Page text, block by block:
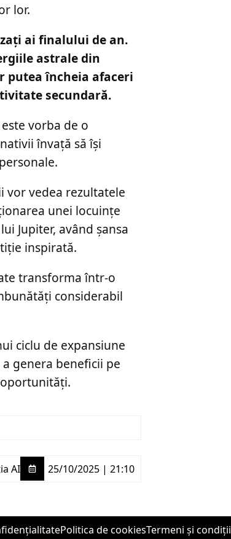
lor.
ai finalului de an.
astrale din
putea încheia afaceri
secundară.
vorba de o
învață să își
vor vedea rezultatele
unei locuințe
Jupiter, având șansa
inspirată.
transforma într-o
considerabil
ciclu de expansiune
genera beneficii pe
AI 25/10/2025 | 21:10
Politica de cookiesTermeni și condiții